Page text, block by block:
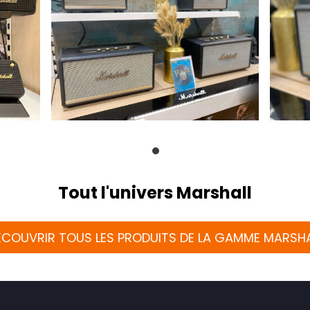
Tout l'univers Marshall
TOUS LES PRODUITS DE LA GAMME